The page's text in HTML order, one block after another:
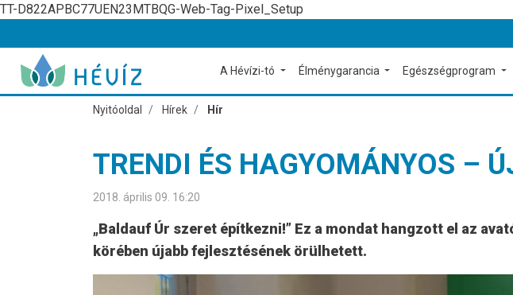
TT-D822APBC77UEN23MTBQG-Web-Tag-Pixel_Setup
A Hévízi-tó Élménygarancia Egészségprogram
Nyitóoldal Hírek Hír
TRENDI ÉS HAGYOMÁNYOS –
2018. április 09. 16:20
„Baldauf Úr szeret építkezni!” Ez a mondat hangzott el az
körében újabb fejlesztésének örülhetett.